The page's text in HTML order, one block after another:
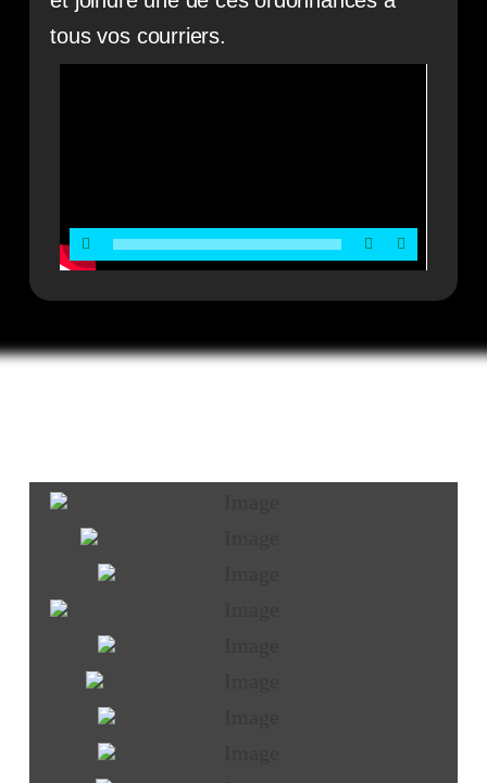
tous vos courriers.